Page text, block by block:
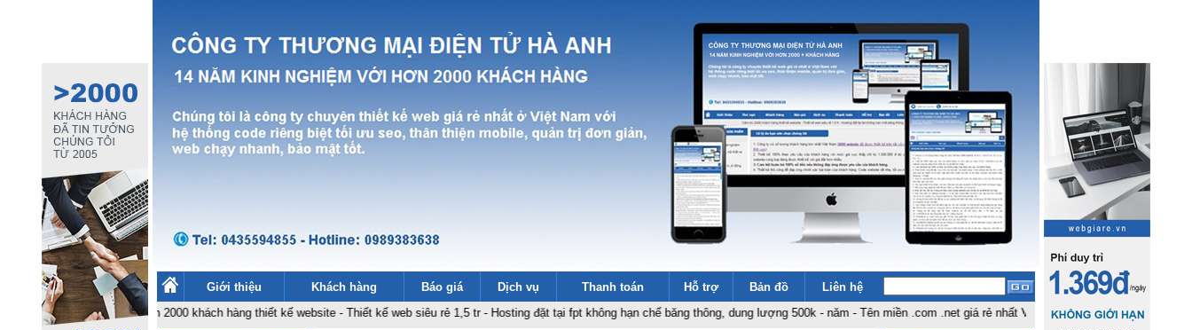
Giới thiệu Khách hàng Báo giá Dịch vụ Thanh toán Hỗ trợ Bản đồ
Liên hệ
Cảm ơn 2000 khách hàng thiết kế website-Thiết kế web siêu rẻ 1,5 tr-Hosting đặt tại fpt không hạn chế băng thông, dung lượng 500k - năm-Tên miền .com .net giá rẻ nhất Việt Nam: 180k - năm-Bảng giá thiết kế